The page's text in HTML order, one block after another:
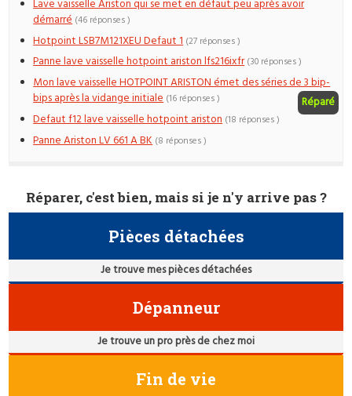
Lave vaisselle Ariston qui se met en défaut peu après avoir
démarré (46 réponses )
Hotpoint LSB7M121XEU Defaut 1 (27 réponses )
Panne lave vaisselle hotpoint ariston lfs216ixfr (30 réponses )
Mon lave vaisselle HOTPOINT ARISTON émet des séries de 3 bip-
bips après la vidange initiale
Réparé
(16 réponses )
Defaut f12 lave vaisselle hotpoint ariston (18 réponses )
Panne Ariston LV 661 A BK (8 réponses )
Réparer, c'est bien, mais si je n'y arrive pas ?
Pièces détachées
Je trouve mes pièces détachées
Dépanneur
Je trouve un pro près de chez moi
Fin de vie